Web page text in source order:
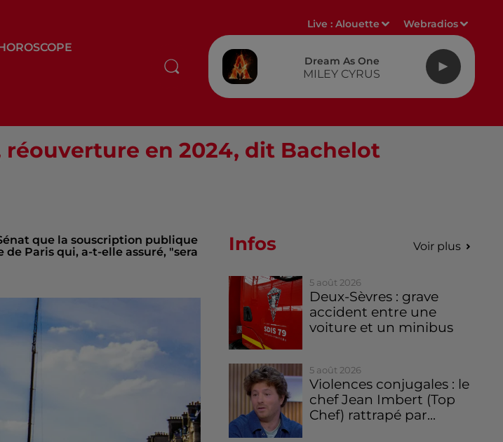
Live :Alouette Webradios
Dream As One
MILEY CYRUS
en 2024, dit Bachelot
que la souscription publique
Paris qui, a-t-elle assuré, "sera
Infos Voir plus
5 août 2026
Deux-Sèvres : grave
accident entre une
voiture et un minibus
5 août 2026
Violences conjugales : le
chef Jean Imbert (Top
Chef) rattrapé par...